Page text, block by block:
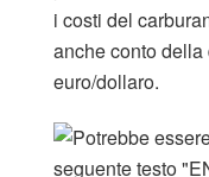
i costi del
anche conto
euro/dollaro.